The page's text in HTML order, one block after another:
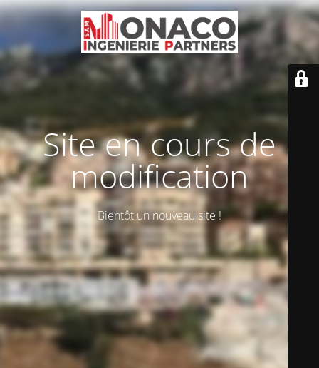
Site en cours de
modification
Bientôt un nouveau site !